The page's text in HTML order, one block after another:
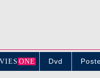
S ONE Dvd